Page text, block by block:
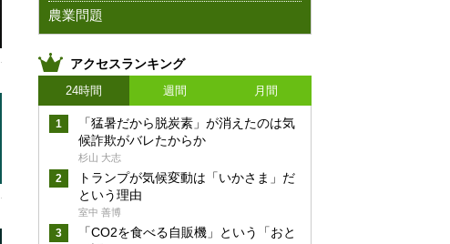
農業問題
アクセスランキング
24時間 週間 月間
「猛暑だから脱炭素」が消えたのは気
候詐欺がバレたからか
杉山 大志
トランプが気候変動は「いかさま」だ
という理由
室中 善博
「CO2を食べる自販機」という「おと